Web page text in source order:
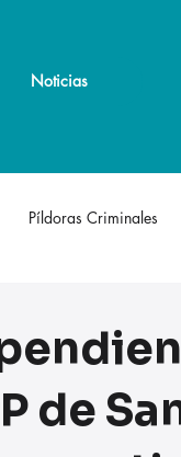
Noticias
Píldoras Criminales
de